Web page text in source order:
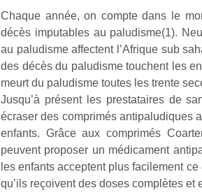
Chaque année, on compte dans le
décès imputables au paludisme(1).
au paludisme affectent l’Afrique sub
des décès du paludisme touchent les
meurt du paludisme toutes les trente
Jusqu’à présent les prestataires de
écraser des comprimés antipaludiques
enfants. Grâce aux comprimés
peuvent proposer un médicament
les enfants acceptent plus facilement
qu’ils reçoivent des doses complètes et